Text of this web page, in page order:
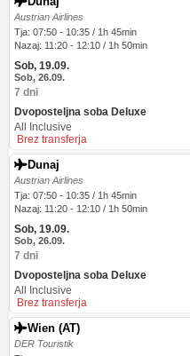
Austrian Airlines
Tja: 07:50 - 10:35 / 1h 45min
Nazaj: 11:20 - 12:10 / 1h 50min
Sob, 19.09.
Sob, 26.09.
7 dni
Dvoposteljna soba Deluxe
All Inclusive
Brez transferja
Dunaj
Austrian Airlines
Tja: 07:50 - 10:35 / 1h 45min
Nazaj: 11:20 - 12:10 / 1h 50min
Sob, 19.09.
Sob, 26.09.
7 dni
Dvoposteljna soba Deluxe
All Inclusive
Brez transferja
Wien (AT)
DER Touristik